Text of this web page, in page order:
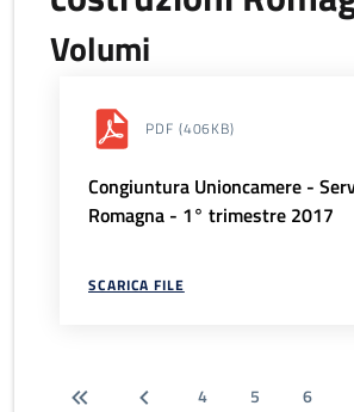
Volumi
PDF (406KB)
Congiuntura Unioncamere -
Romagna - 1° trimestre 2017
SCARICA FILE
4 5 6